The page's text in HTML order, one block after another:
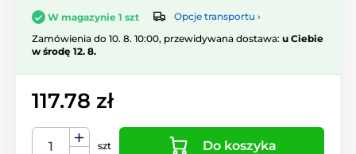
W magazynie 1 szt
Opcje transportu ›
Zamówienia do 10. 8. 10:00, przewidywana dostawa: u Ciebie
w środę 12. 8.
117.78 zł
szt Do koszyka